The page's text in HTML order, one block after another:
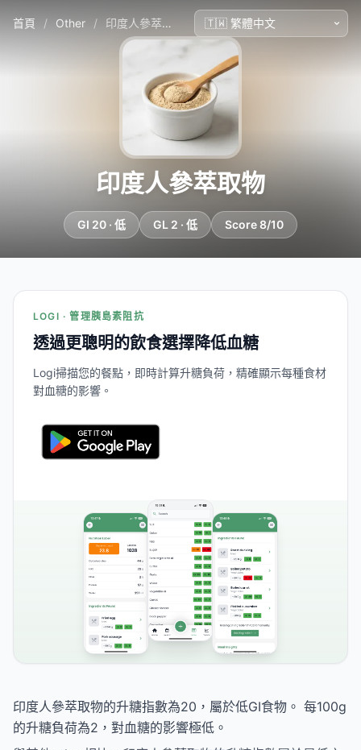
首頁 / Other / 印度人參萃取物
印度人參萃取物
GI 20 · 低 GL 2 · 低 Score 8/10
LOGI · 管理胰島素阻抗
透過更聰明的飲食選擇降低血糖
Logi掃描您的餐點，即時計算升糖負荷，精確顯示每種食材
對血糖的影響。
印度人參萃取物的升糖指數為20，屬於低GI食物。 每100g
的升糖負荷為2，對血糖的影響極低。